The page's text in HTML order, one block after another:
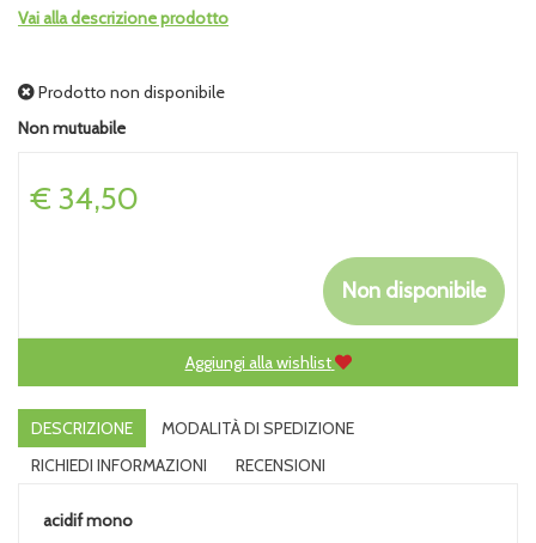
Vai alla descrizione prodotto
Prodotto non disponibile
Non mutuabile
Prezzo
€ 34,50
Non disponibile
Aggiungi alla wishlist
DESCRIZIONE
MODALITÀ DI SPEDIZIONE
RICHIEDI INFORMAZIONI
RECENSIONI
acidif mono